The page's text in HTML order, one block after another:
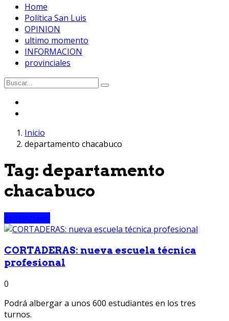
Home
Política San Luis
OPINION
ultimo momento
INFORMACION
provinciales
Inicio
departamento chacabuco
Tag: departamento
chacabuco
CORTADERAS: nueva escuela técnica
profesional
0
Podrá albergar a unos 600 estudiantes en los tres
turnos.